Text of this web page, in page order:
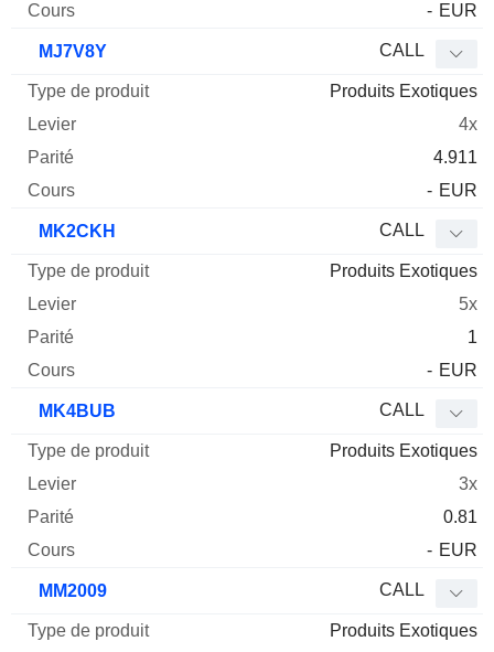
- EUR
MJ7V8Y CALL
Produits Exotiques
4x
4.911
- EUR
MK2CKH CALL
Produits Exotiques
5x
1
- EUR
MK4BUB CALL
Produits Exotiques
3x
0.81
- EUR
MM2009 CALL
Produits Exotiques